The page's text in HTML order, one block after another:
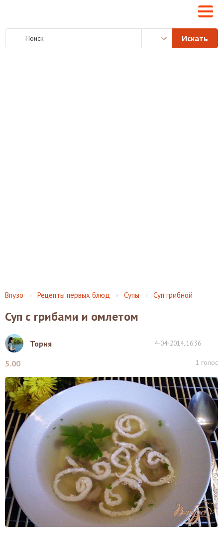
Впузо Рецепты первых блюд Супы Суп грибной
Суп с грибами и омлетом
Тория 4-04-2014, 16:36
5.00 1 голос